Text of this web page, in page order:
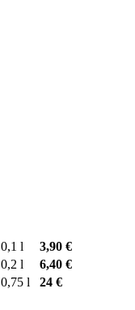
0,1 l
3,90 €
0,2 l
6,40 €
0,75 l 24 €